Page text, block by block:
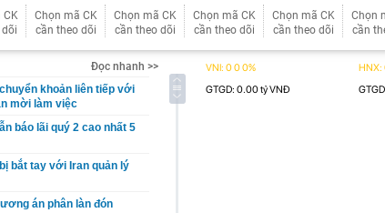
CK
Chọn mã CK
cần theo dõi
Chọn mã CK
cần theo dõi
Chọn mã CK
cần theo dõi
Chọn mã CK
cần theo dõi
Chọn
cần
Đọc nhanh >>
khoản liên tiếp với
mời làm việc
báo lãi quý 2 cao nhất 5
bắt tay với Iran quản lý
án phân làn đón